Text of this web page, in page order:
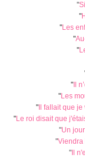
"
"
"Les
"
"
"Il
"Les
"Il fallait que je
"Le roi disait que
"Un
"Viendra
" Il